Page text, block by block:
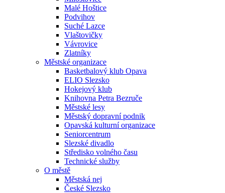
Malé Hoštice
Podvihov
Suché Lazce
Vlaštovičky
Vávrovice
Zlatníky
Městské organizace
Basketbalový klub Opava
ELIO Slezsko
Hokejový klub
Knihovna Petra Bezruče
Městské lesy
Městský dopravní podnik
Opavská kulturní organizace
Seniorcentrum
Slezské divadlo
Středisko volného času
Technické služby
O městě
Městská nej
České Slezsko